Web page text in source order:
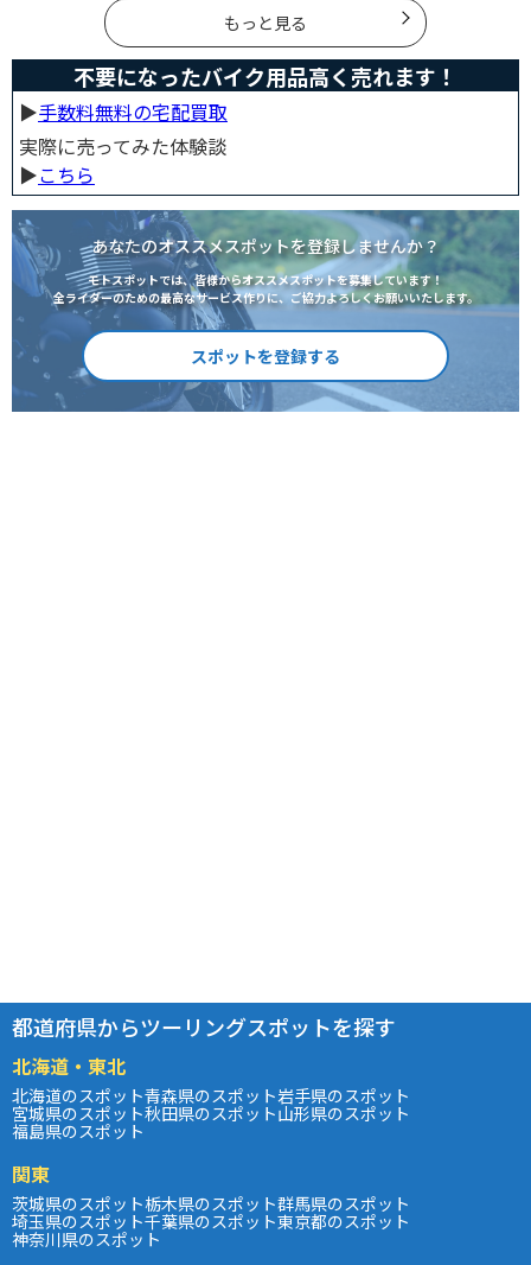
もっと見る
不要になったバイク用品高く売れます！
▶︎手数料無料の宅配買取
実際に売ってみた体験談
▶︎こちら
あなたのオススメスポットを登録しませんか？
モトスポットでは、皆様からオススメスポットを募集しています！
全ライダーのための最高なサービス作りに、ご協力よろしくお願いいたします。
スポットを登録する
都道府県からツーリングスポットを探す
北海道・東北
北海道のスポット青森県のスポット岩手県のスポット
宮城県のスポット秋田県のスポット山形県のスポット
福島県のスポット
関東
茨城県のスポット栃木県のスポット群馬県のスポット
埼玉県のスポット千葉県のスポット東京都のスポット
神奈川県のスポット